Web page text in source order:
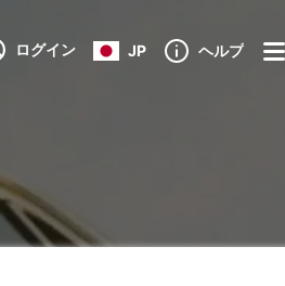
ログイン JP ヘルプ